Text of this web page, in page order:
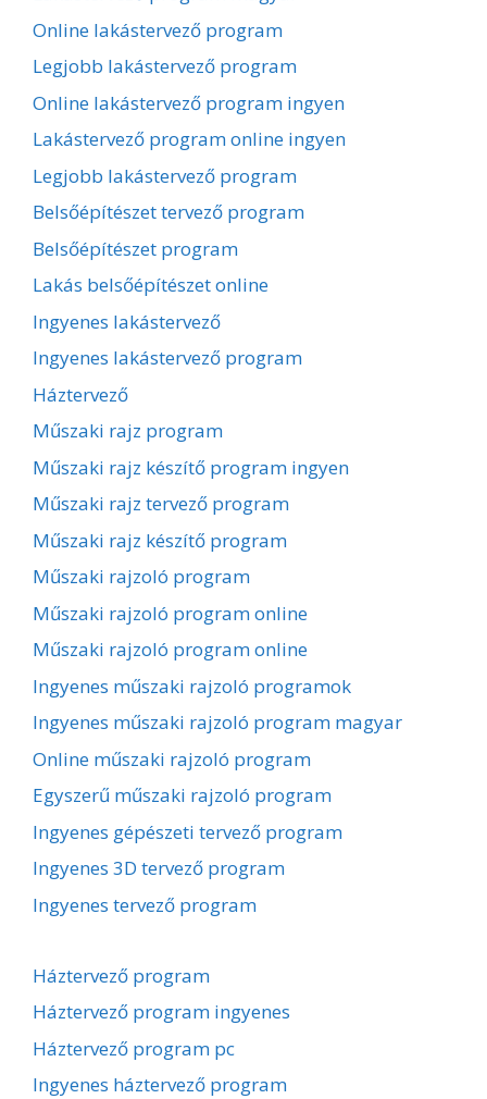
Online lakástervező program
Legjobb lakástervező program
Online lakástervező program ingyen
Lakástervező program online ingyen
Legjobb lakástervező program
Belsőépítészet tervező program
Belsőépítészet program
Lakás belsőépítészet online
Ingyenes lakástervező
Ingyenes lakástervező program
Háztervező
Műszaki rajz program
Műszaki rajz készítő program ingyen
Műszaki rajz tervező program
Műszaki rajz készítő program
Műszaki rajzoló program
Műszaki rajzoló program online
Műszaki rajzoló program online
Ingyenes műszaki rajzoló programok
Ingyenes műszaki rajzoló program magyar
Online műszaki rajzoló program
Egyszerű műszaki rajzoló program
Ingyenes gépészeti tervező program
Ingyenes 3D tervező program
Ingyenes tervező program
Háztervező program
Háztervező program ingyenes
Háztervező program pc
Ingyenes háztervező program